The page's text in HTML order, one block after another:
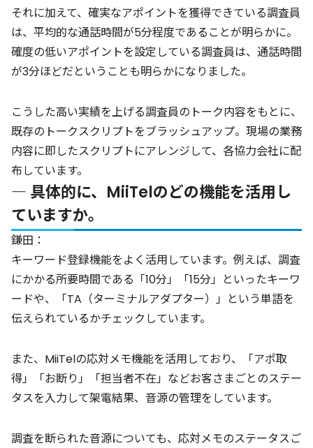
それに加えて、確実なアポイントを獲得できている調査員
は、平均的な通話時間が5分程度であることが明らかに。
確度の低いアポイントを設定している調査員は、通話時間
が3分ほどだということも明らかになりました。
こうした高い実績を上げる調査員のトーク内容をもとに、
既存のトークスクリプトをブラッシュアップ。現場の業務
内容に即したスクリプトにアレンジして、各協力会社に配
布しています。
― 具体的に、MiiTelのどの機能を活用し
ていますか。
鎌田：
キーワード登録機能をよく活用しています。例えば、調査
にかかる所要時間である「10分」「15分」といったキーワ
ードや、「TA（ターミナルアダプター）」という単語を
伝えられているかチェックしています。
また、MiiTelの応対メモ機能を活用しており、「アポ取
得」「お断り」「担当者不在」などお客さまごとのステー
タスを入力して架電結果、音源の管理をしています。
調査を断られた音源についても、応対メモのステータスご